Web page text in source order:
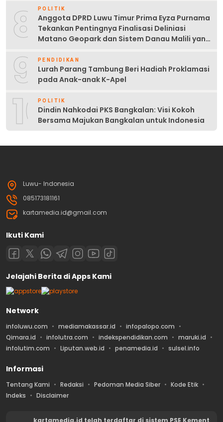
8 POLITIK
Anggota DPRD Luwu Timur Prima Eyza Purnama
Tekankan Pentingnya Finalisasi Deliniasi
Matano Geopark dan Sistem Danau Malili yang
9 PENDIDIKAN
Lurah Parang Tambung Beri Hadiah Proklamasi
pada Anak-anak K-Apel
10POLITIK
Dindin Nahkodai PKS Bangkalan: Visi Kokoh
Bersama Majukan Bangkalan untuk Indonesia
Luwu- Indonesia
085173181161
kartamedia.id@gmail.com
Ikuti Kami
Jelajahi Berita di Apps Kami
Network
infoluwu.com mediamakassar.id
infopalopo.com
Qimara.id
infolutra.com indekspendidikan.com
maruki.id
infolutim.com
Liputan.web.id penamedia.id sulsel.info
Informasi
Tentang Kami Redaksi Pedoman Media Siber
Kode Etik
Indeks
Disclaimer
kartamedia.id telah terdaftar di sistem PSE Kement